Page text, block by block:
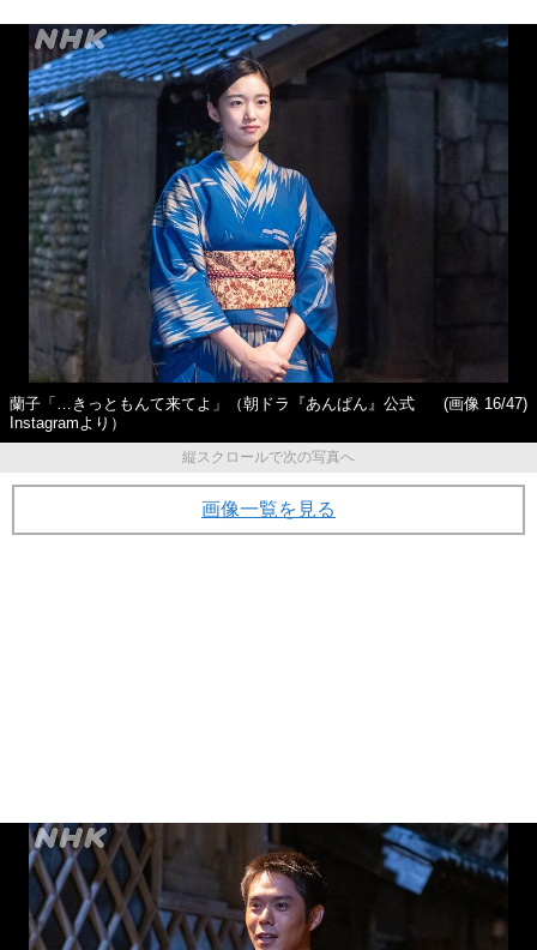
蘭子「…きっともんて来てよ」（朝ドラ『あんぱん』公式
Instagramより）
(画像 16/47)
縦スクロールで次の写真へ
画像一覧を見る